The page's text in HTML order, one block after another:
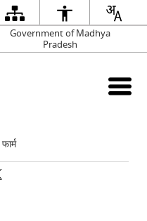
Government of Madhya
Pradesh
फार्म